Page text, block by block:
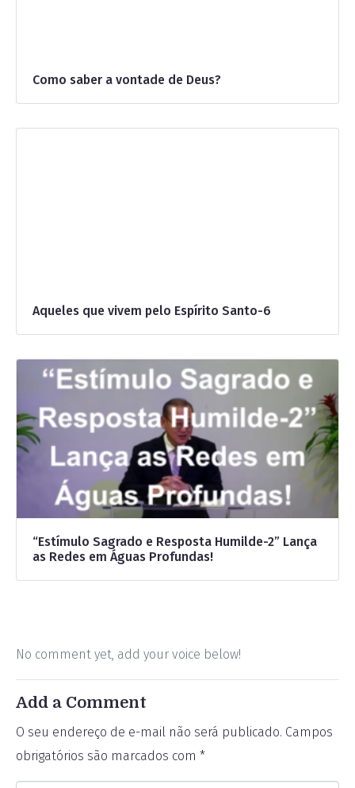
Como saber a vontade de Deus?
Aqueles que vivem pelo Espírito Santo-6
“Estímulo Sagrado e Resposta Humilde-2” Lança
as Redes em Águas Profundas!
No comment yet, add your voice below!
Add a Comment
O seu endereço de e-mail não será publicado. Campos
obrigatórios são marcados com *